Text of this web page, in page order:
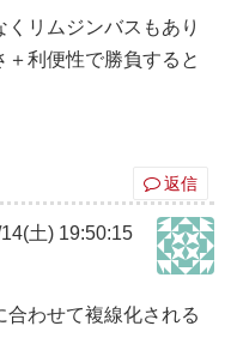
リムジンバスもあり
＋利便性で勝負すると
返信
土) 19:50:15
合わせて複線化される